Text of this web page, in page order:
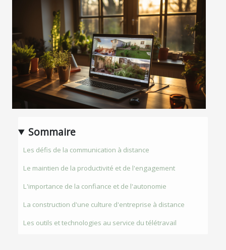
Sommaire
Les défis de la communication à distance
Le maintien de la productivité et de l'engagement
L'importance de la confiance et de l'autonomie
La construction d'une culture d'entreprise à distance
Les outils et technologies au service du télétravail